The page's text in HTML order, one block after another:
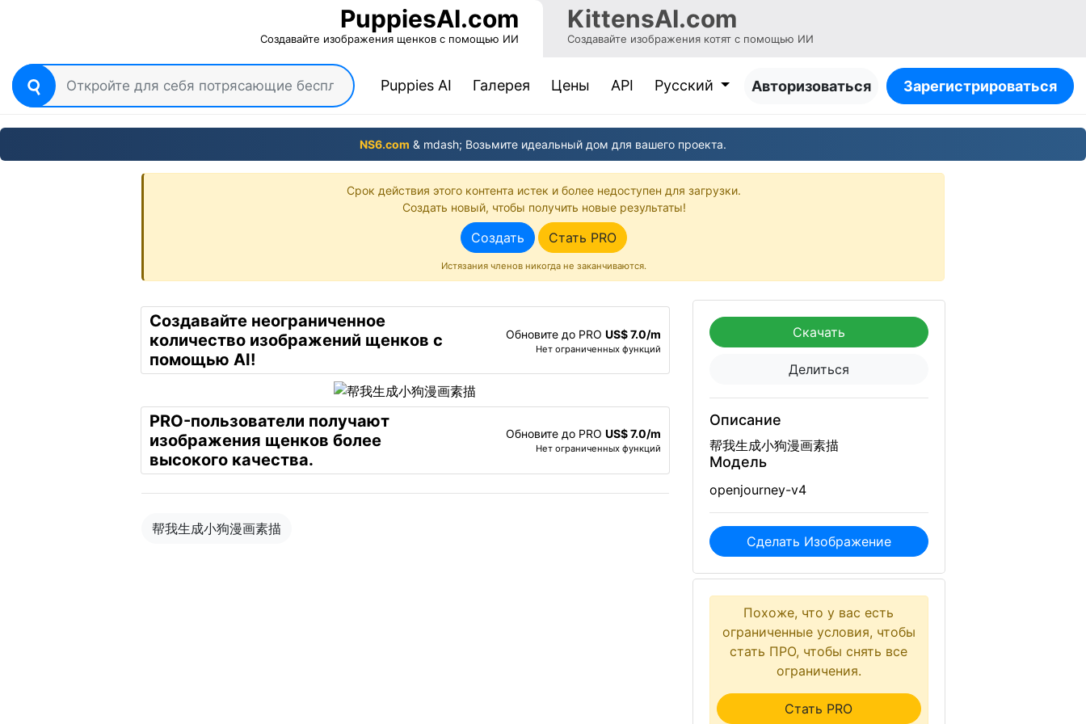
PuppiesAI.com
Создавайте изображения щенков с помощью ИИ
KittensAI.com
Создавайте изображения котят с помощью ИИ
Puppies AI(current)
Галерея Цены API Pусский Авторизоваться Зарегистрироваться
NS6.com & mdash; Возьмите идеальный дом для вашего проекта.
Срок действия этого контента истек и более недоступен для загрузки.
Создать новый, чтобы получить новые результаты!
Создать Стать PRO
Истязания членов никогда не заканчиваются.
Создавайте неограниченное
количество изображений щенков с
помощью AI!
Обновите до PRO US$ 7.0/m
Нет ограниченных функций
PRO-пользователи получают
изображения щенков более
высокого качества.
Обновите до PRO US$ 7.0/m
Нет ограниченных функций
帮我生成小狗漫画素描
Скачать
Делиться
Описание
帮我生成小狗漫画素描
Модель
openjourney-v4
Сделать Изображение
Похоже, что у вас есть
ограниченные условия, чтобы
стать ПРО, чтобы снять все
ограничения.
Стать PRO